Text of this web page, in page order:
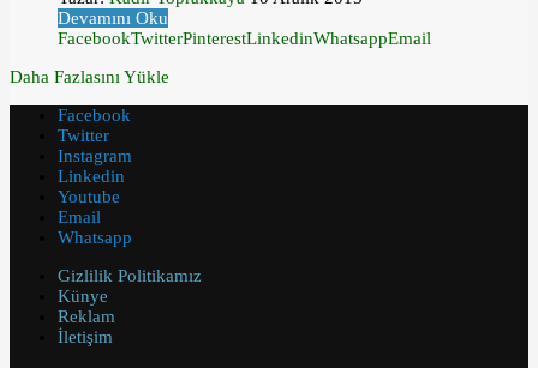
Devamını Oku
FacebookTwitterPinterestLinkedinWhatsappEmail
Daha Fazlasını Yükle
Facebook
Twitter
Instagram
Linkedin
Youtube
Email
Whatsapp
Gizlilik Politikamız
Künye
Reklam
İletişim